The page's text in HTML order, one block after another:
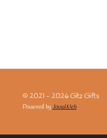
© 2021 - 2026 Gitz Gifts
Powered byJouwWeb